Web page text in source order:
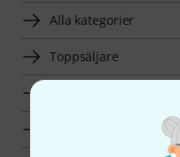
Alla kategorier
Toppsäljare